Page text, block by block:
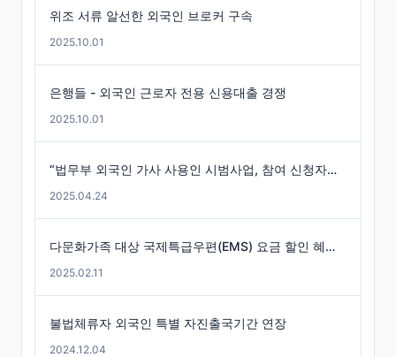
위조 서류 알선한 외국인 브로커 구속
2025.10.01
은행들 - 외국인 근로자 전용 신용대출 경쟁
2025.10.01
“법무부 외국인 가사 사용인 시범사업, 참여 신청자는 미미”
2025.04.24
다문화가족 대상 국제특급우편(EMS) 요금 할인 혜택 -경기도
2025.02.11
불법체류자 외국인 특별 자진출국기간 연장
2024.12.04